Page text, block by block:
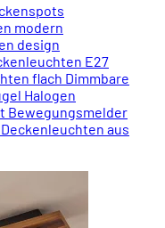
modern
design
E27
flach Dimmbare
Halogen
Bewegungsmelder
Deckenleuchten aus